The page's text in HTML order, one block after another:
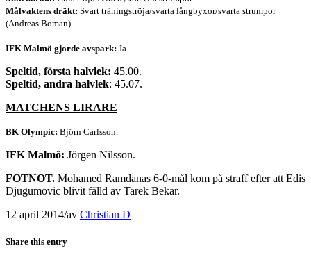
Målvaktens dräkt: Svart träningströja/svarta långbyxor/svarta strumpor
(Andreas Boman).
IFK Malmö gjorde avspark: Ja
Speltid, första halvlek: 45.00.
Speltid, andra halvlek: 45.07.
MATCHENS LIRARE
BK Olympic: Björn Carlsson.
IFK Malmö: Jörgen Nilsson.
FOTNOT. Mohamed Ramdanas 6-0-mål kom på straff efter att Edis
Djugumovic blivit fälld av Tarek Bekar.
12 april 2014/av Christian D
Share this entry